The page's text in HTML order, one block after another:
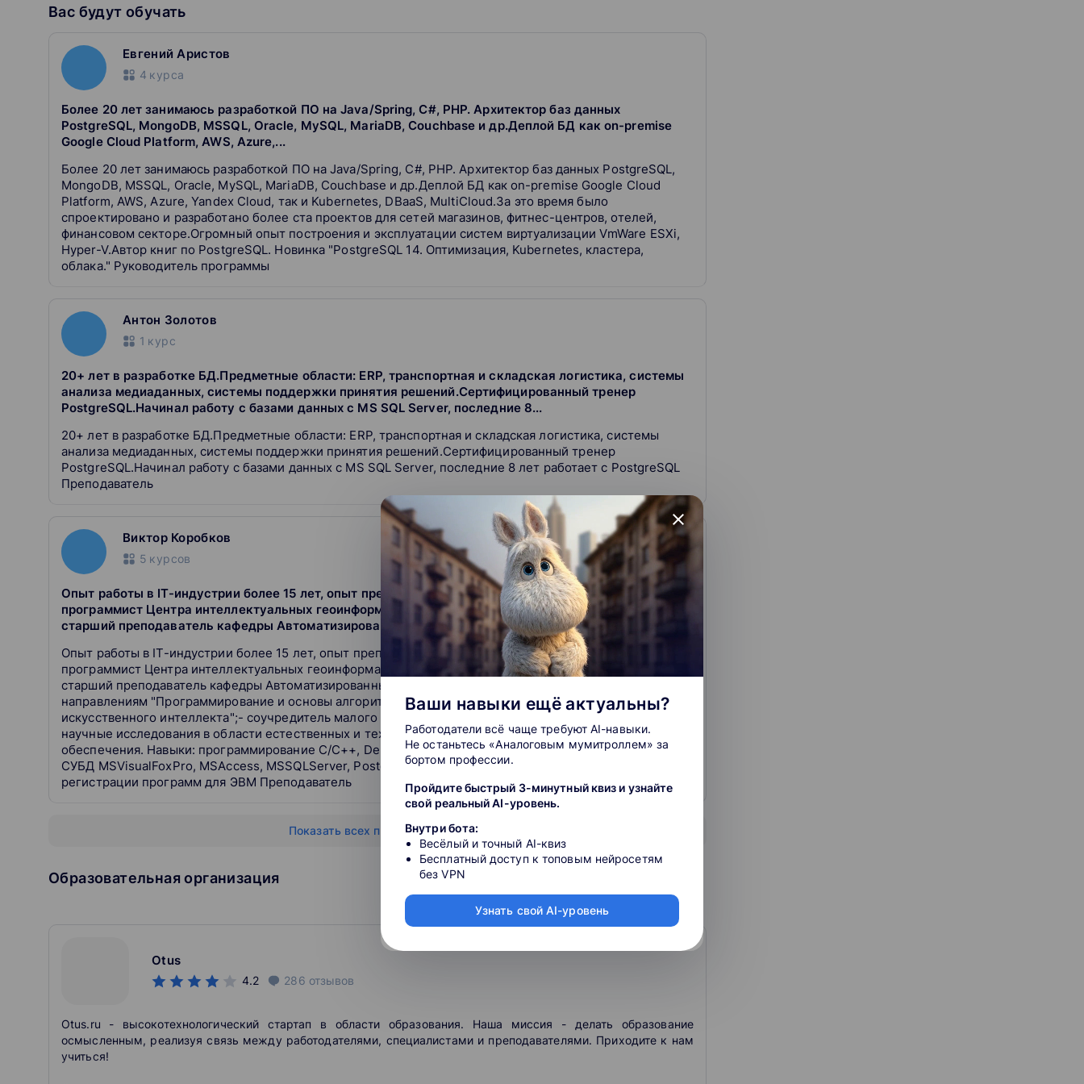
организовывать систему резервного копирования;
восстанавливать кластер после сбоя;
использовать индексы, джойны и статистику для оптимизации производительности;
освоите синтаксис и особенности работы в PostgreSQL;
изучите пути решения проблем работы с большими объемами данных в PostgreSQL.
Преимущества:
Знания с точки зрения практики, а не теории.
Занятия на обновленной версии PostgreSQL.
Интересные, сложные задачи в домашних заданиях.
Преподаватели - практики.
Вас будут обучать
Евгений Аристов
4 курса
Более 20 лет занимаюсь разработкой ПО на Java/Spring, C#, PHP. Архитектор баз данных
PostgreSQL, MongoDB, MSSQL, Oracle, MySQL, MariaDB, Couchbase и др.Деплой БД как on-premise
Google Cloud Platform, AWS, Azure,...
Более 20 лет занимаюсь разработкой ПО на Java/Spring, C#, PHP. Архитектор баз данных PostgreSQL,
MongoDB, MSSQL, Oracle, MySQL, MariaDB, Couchbase и др.Деплой БД как on-premise Google Cloud
Platform, AWS, Azure, Yandex Cloud, так и Kubernetes, DBaaS, MultiCloud.За это время было
спроектировано и разработано более ста проектов для сетей магазинов, фитнес-центров, отелей,
финансовом секторе.Огромный опыт построения и эксплуатации систем виртуализации VmWare ESXi,
Hyper-V.Автор книг по PostgreSQL. Новинка "PostgreSQL 14. Оптимизация, Kubernetes, кластера,
облака." Руководитель программы
Антон Золотов
1 курс
20+ лет в разработке БД.Предметные области: ERP, транспортная и складская логистика, системы
анализа медиаданных, системы поддержки принятия решений.Сертифицированный тренер
PostgreSQL.Начинал работу с базами данных с MS SQL Server, последние 8...
20+ лет в разработке БД.Предметные области: ERP, транспортная и складская логистика, системы
анализа медиаданных, системы поддержки принятия решений.Сертифицированный тренер
PostgreSQL.Начинал работу с базами данных с MS SQL Server, последние 8 лет работает с PostgreSQL
Преподаватель
Виктор Коробков
5 курсов
Опыт работы в IT-индустрии более 15 лет, опыт преподавания более 20ти. В настоящее время:-
программист Центра интеллектуальных геоинформационных технологий (ЦИГИТ) ФГБОУ ВО "АГУ";-
старший преподаватель кафедры Автоматизированных систем обработки информации и...
Опыт работы в IT-индустрии более 15 лет, опыт преподавания более 20ти. В настоящее время:-
программист Центра интеллектуальных геоинформационных технологий (ЦИГИТ) ФГБОУ ВО "АГУ";-
старший преподаватель кафедры Автоматизированных систем обработки информации и управления по
направлениям "Программирование и основы алгоритмизации", "Базы данных", "Системы
искусственного интеллекта";- соучредитель малого инновационного предприятия ООО "ФореСайс" -
научные исследования в области естественных и технических наук, разработка программного
обеспечения. Навыки: программирование С/С++, Delphi; проектирование и разработка баз данных:
СУБД MSVisualFoxPro, MSAccess, MSSQLServer, PostgreSQL.Имеет 2 патента и 8 свидетельств о
регистрации программ для ЭВМ Преподаватель
Показать всех преподавателей
Образовательная организация
Otus
4.2 286 отзывов
Otus.ru - высокотехнологический стартап в области образования. Наша миссия - делать образование
осмысленным, реализуя связь между работодателями, специалистами и преподавателями. Приходите к нам
учиться!
close
Ваши навыки ещё актуальны?
Работодатели всё чаще требуют AI-навыки.
Не останьтесь «Аналоговым мумитроллем» за
бортом профессии.
Пройдите быстрый 3-минутный квиз и узнайте
свой реальный AI-уровень.
Внутри бота:
Весёлый и точный AI-квиз
Бесплатный доступ к топовым нейросетям
без VPN
Узнать свой AI-уровень